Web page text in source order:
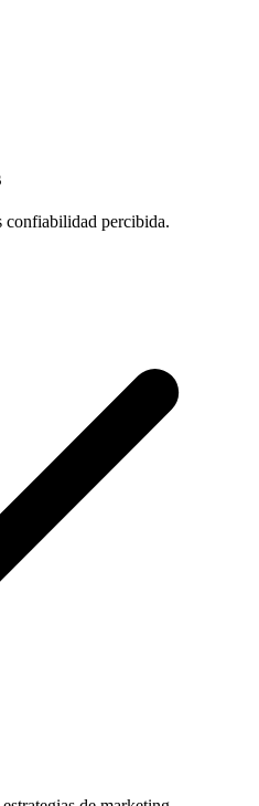
confiabilidad percibida.